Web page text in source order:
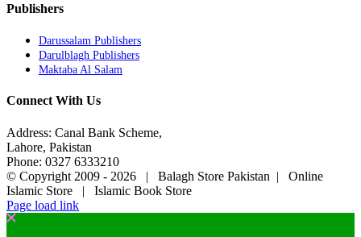
Publishers
Darussalam Publishers
Darulblagh Publishers
Maktaba Al Salam
Connect With Us
Address: Canal Bank Scheme,
Lahore, Pakistan
Phone: 0327 6333210
© Copyright 2009 - 2026 | Balagh Store Pakistan | Online
Islamic Store | Islamic Book Store
Page load link